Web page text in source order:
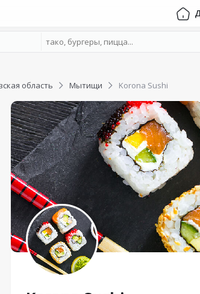
область Мытищи Korona Sushi